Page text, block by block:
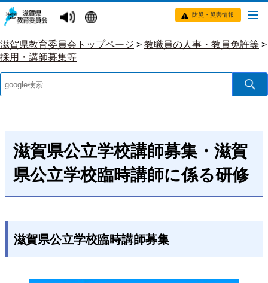
防災・災害情報
滋賀県教育委員会トップページ > 教職員の人事・教員免許等 >
採用・講師募集等
滋賀県公立学校講師募集・滋賀
県公立学校臨時講師に係る研修
滋賀県公立学校臨時講師募集